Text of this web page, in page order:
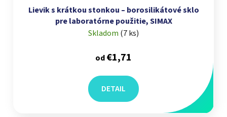
Lievik s krátkou stonkou – borosilikátové sklo
pre laboratórne použitie, SIMAX
Skladom (7 ks)
od€1,71
DETAIL